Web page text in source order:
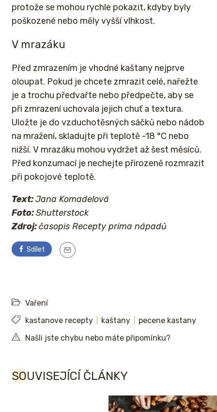
protože se mohou rychle pokazit, kdyby byly
poškozené nebo měly vyšší vlhkost.
V mrazáku
Před zmrazením je vhodné kaštany nejprve
oloupat. Pokud je chcete zmrazit celé, nařežte
je a trochu předvařte nebo předpečte, aby se
při zmrazení uchovala jejich chuť a textura.
Uložte je do vzduchotěsných sáčků nebo nádob
na mražení, skladujte při teplotě -18 °C nebo
nižší. V mrazáku mohou vydržet až šest měsíců.
Před konzumací je nechejte přirozeně rozmrazit
při pokojové teplotě.
Text:Jana Komadelová
Foto:Shutterstock
Zdroj:časopis Recepty prima nápadů
Sdílet
Vaření
kastanove recepty
kaštany
pecene kastany
Našli jste chybu nebo máte připomínku?
SOUVISEJÍCÍ ČLÁNKY